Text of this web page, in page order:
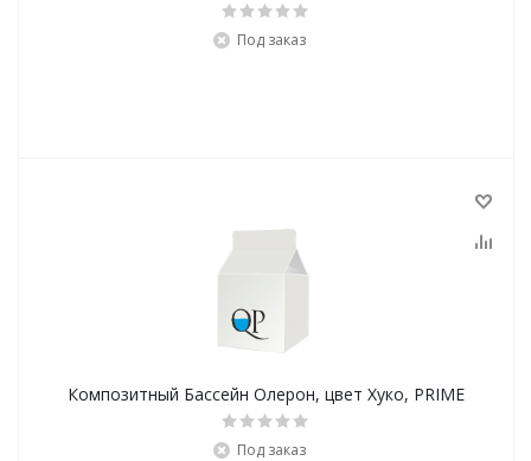
Под заказ
Композитный Бассейн Олерон, цвет Хуко, PRIME
Под заказ